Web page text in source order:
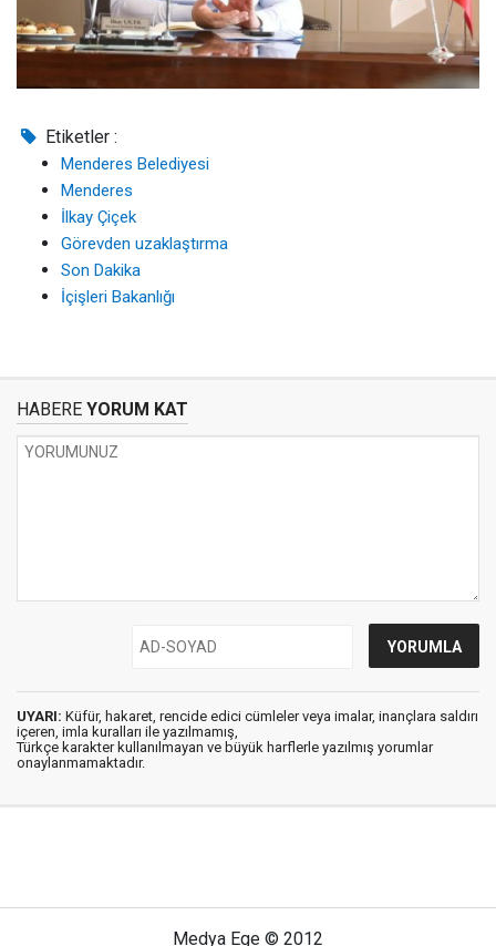
Etiketler :
Menderes Belediyesi
Menderes
İlkay Çiçek
Görevden uzaklaştırma
Son Dakika
İçişleri Bakanlığı
HABERE YORUM KAT
UYARI: Küfür, hakaret, rencide edici cümleler veya imalar, inançlara saldırı
içeren, imla kuralları ile yazılmamış,
Türkçe karakter kullanılmayan ve büyük harflerle yazılmış yorumlar
onaylanmamaktadır.
Medya Ege © 2012